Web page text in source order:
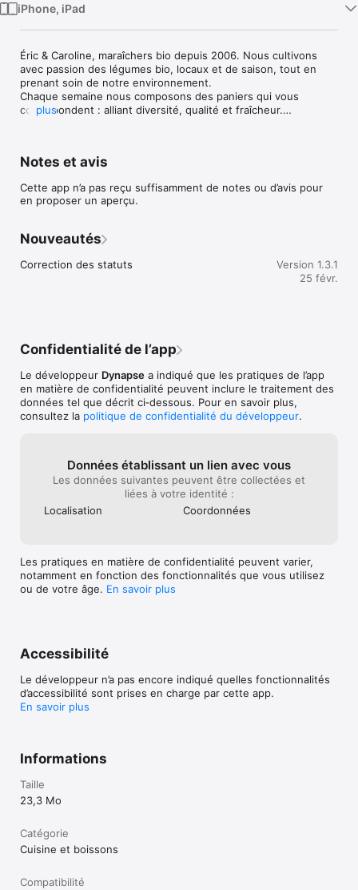
iPhone, iPad
Éric & Caroline, maraîchers bio depuis 2006. Nous cultivons
avec passion des légumes bio, locaux et de saison, tout en
prenant soin de notre environnement.
Chaque semaine nous composons des paniers qui vous
correspondent : alliant diversité, qualité et fraîcheur.
4 légumes différents en échange pour ajuster le panier à
Possibilité de modifier et d’annuler le panier 2 jours avant la
livraison.
- Panier de fruits : 5 fruits différents chaque semaine en
fonction des saisons.
3 fruits différents en échanger pour ajuster le panier à chacun
les légumes et l’épicerie qu’il vous faut pour confectionner les
recettes.
Laissez-vous voyager avec la découverte d’épices !
Possibilité d’annuler le panier 2 jours avant la livraison.
Abonnement sans engagement, possibilité d’annulation pour
une courte ou longue période.
Livraison principalement dans tout le Haut Rhin au plus proche
de chez vous !
plus
Notes et avis
Cette app n’a pas reçu suffisamment de notes ou d’avis pour
en proposer un aperçu.
Nouveautés
Correction des statuts
Version 1.3.1
25 févr.
Confidentialité de l’app
Le développeur Dynapse a indiqué que les pratiques de l’app
en matière de confidentialité peuvent inclure le traitement des
données tel que décrit ci‑dessous. Pour en savoir plus,
consultez la politique de confidentialité du développeur.
Données établissant un lien avec vous
Les données suivantes peuvent être collectées et
liées à votre identité :
Localisation
Coordonnées
Les pratiques en matière de confidentialité peuvent varier,
notamment en fonction des fonctionnalités que vous utilisez
ou de votre âge. En savoir plus
Accessibilité
Le développeur n’a pas encore indiqué quelles fonctionnalités
d’accessibilité sont prises en charge par cette app.
En savoir plus
Informations
Taille
23,3 Mo
Catégorie
Cuisine et boissons
Compatibilité